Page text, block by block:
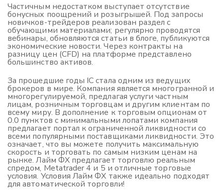
Частичным недостатком выступает отсутствие
бонусных поощрений и розыгрышей. Под запросы
новичков-трейдеров реализован раздел с
обучающими материалами; регулярно проводятся
вебинары, обновляются статьи в блоге, публикуются
экономические новости. Через контракты на
разницу цен (CFD) на платформе представлено
большинство активов.
За прошедшие годы IC стала одним из ведущих
брокеров в мире. Компания является многогранной и
многорегулируемой, предлагая услуги частным
лицам, розничным торговцам и другим клиентам по
всему миру. В дополнение к торговым опционам от
0.0 пунктов с минимальными лопатами компания
предлагает портал к ограниченной ликвидности со
всеми популярными поставщиками ликвидности. Это
означает, что вы можете получить максимальную
скорость и торговать по самым низким ценам на
рынке. Лайм ФХ предлагает торговлю реальным
спредом, Metatrader 4 и 5 и отличные торговые
условия. Условия Лайм ФХ также идеально подходят
для автоматической торговли!